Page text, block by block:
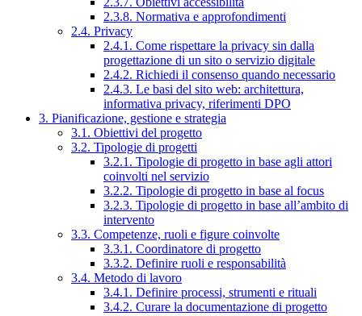
2.3.8. Normativa e approfondimenti
2.4. Privacy
2.4.1. Come rispettare la privacy sin dalla
progettazione di un sito o servizio digitale
2.4.2. Richiedi il consenso quando necessario
2.4.3. Le basi del sito web: architettura,
informativa privacy, riferimenti DPO
3. Pianificazione, gestione e strategia
3.1. Obiettivi del progetto
3.2. Tipologie di progetti
3.2.1. Tipologie di progetto in base agli attori
coinvolti nel servizio
3.2.2. Tipologie di progetto in base al focus
3.2.3. Tipologie di progetto in base all’ambito di
intervento
3.3. Competenze, ruoli e figure coinvolte
3.3.1. Coordinatore di progetto
3.3.2. Definire ruoli e responsabilità
3.4. Metodo di lavoro
3.4.1. Definire processi, strumenti e rituali
3.4.2. Curare la documentazione di progetto